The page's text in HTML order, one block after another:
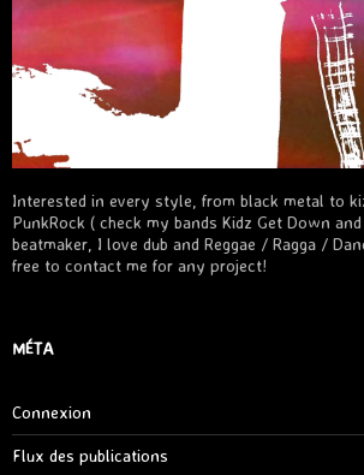
Interested in every style, from black metal to
PunkRock ( check my bands Kidz Get Down
beatmaker, I love dub and Reggae / Ragga /
free to contact me for any project!
MÉTA
Connexion
Flux des publications